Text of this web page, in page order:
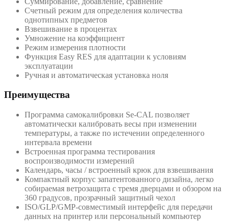
Счетный режим для определения количества
однотипных предметов
Взвешивание в процентах
Умножение на коэффициент
Режим измерения плотности
Функция Easy RES для адаптации к условиям
эксплуатации
Ручная и автоматическая установка ноля
Преимущества
Программа самокалибровки Se-CAL позволяет
автоматически калибровать весы при изменении
температуры, а также по истечении определенного
интервала времени
Встроенная программа тестирования
воспроизводимости измерений
Календарь, часы / встроенный крюк для взвешивания
Компактный корпус запатентованного дизайна, легко
собираемая ветрозащита с тремя дверцами и обзором на
360 градусов, прозрачный защитный чехол
ISO/GLP/GMP-совместимый интерфейс для передачи
данных на принтер или персональный компьютер